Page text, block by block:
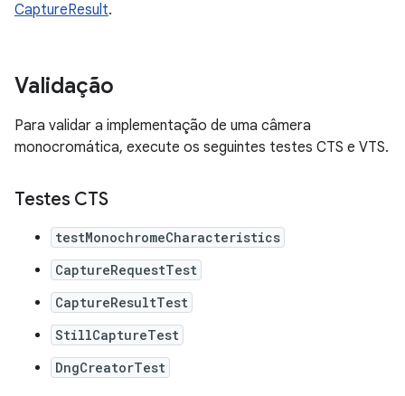
CaptureResult.
Validação
Para validar a implementação de uma câmera
monocromática, execute os seguintes testes CTS e VTS.
Testes CTS
testMonochromeCharacteristics
CaptureRequestTest
CaptureResultTest
StillCaptureTest
DngCreatorTest